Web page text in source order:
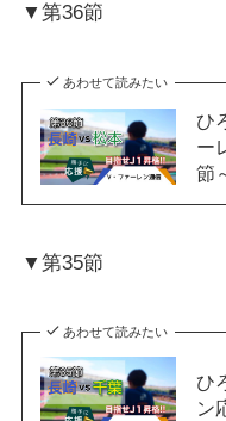
▼第36節
あわせて読みたい
ひ
ー
節
▼第35節
あわせて読みたい
ひ
ン